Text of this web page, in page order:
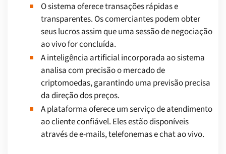
O sistema oferece transações rápidas e
transparentes. Os comerciantes podem obter
seus lucros assim que uma sessão de negociação
ao vivo for concluída.
A inteligência artificial incorporada ao sistema
analisa com precisão o mercado de
criptomoedas, garantindo uma previsão precisa
da direção dos preços.
A plataforma oferece um serviço de atendimento
ao cliente confiável. Eles estão disponíveis
através de e-mails, telefonemas e chat ao vivo.